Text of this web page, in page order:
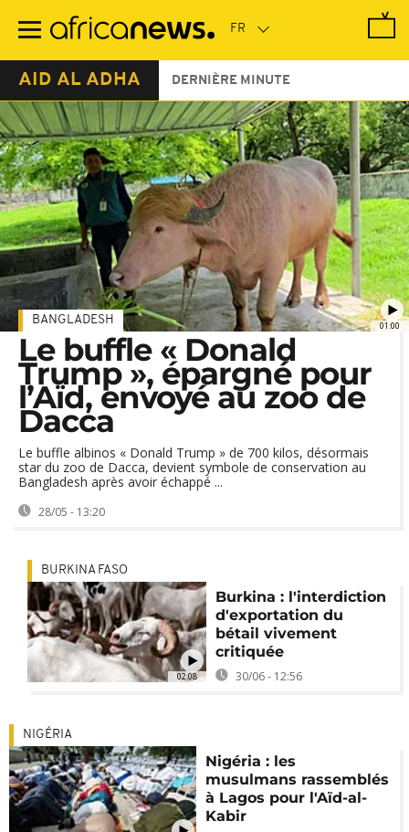
contenu
AID AL ADHA DERNIÈRE MINUTE
01:00
BANGLADESH
Le buffle « Donald
Trump », épargné pour
l’Aïd, envoyé au zoo de
Dacca
Le buffle albinos « Donald Trump » de 700 kilos, désormais
star du zoo de Dacca, devient symbole de conservation au
Bangladesh après avoir échappé ...
28/05 - 13:20
02:08
BURKINA FASO
Burkina : l'interdiction
d'exportation du
bétail vivement
critiquée
30/06 - 12:56
NIGÉRIA
Nigéria : les
musulmans rassemblés
à Lagos pour l'Aïd-al-
Kabir